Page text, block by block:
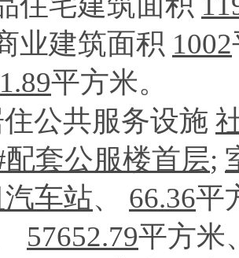
业建筑面积 1002
平方米。
公共服务设施
配套公服楼首层;
车站、 66.36平
57652.79平方米